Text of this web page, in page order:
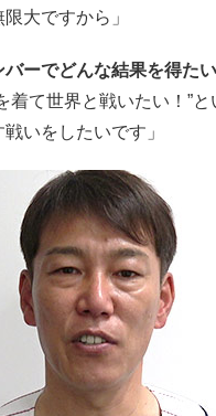
大ですから」
ーでどんな結果を得た
着て世界と戦いたい！”
いをしたいです」